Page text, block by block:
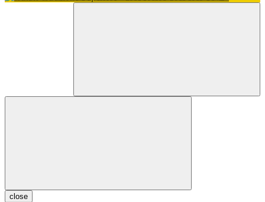
close